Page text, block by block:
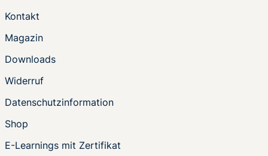
Kontakt
Magazin
Downloads
Widerruf
Datenschutzinformation
Shop
E-Learnings mit Zertifikat